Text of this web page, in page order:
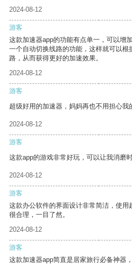
2024-08-12
游客
这款加速器app的功能有点单一，可以增
一个自动切换线路的功能，这样就可以
路，从而获得更好的加速效果。
2024-08-12
游客
超级好用的加速器，妈妈再也不用担心我
2024-08-12
游客
这款app的游戏非常好玩，可以让我消磨时
2024-08-12
游客
这款办公软件的界面设计非常简洁，使
很合理，一目了然。
2024-08-12
游客
这款加速器app简直是居家旅行必备神器